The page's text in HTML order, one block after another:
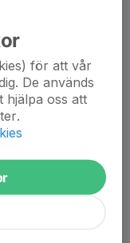
för att vår
De används
hjälpa oss att